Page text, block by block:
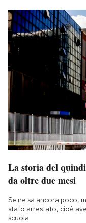
La storia del
da oltre due mesi
Se ne sa ancora poco,
stato arrestato, cioè
scuola